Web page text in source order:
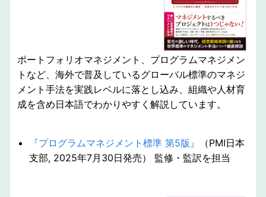
ポートフォリオマネジメント、プログラムマネジメン
トなど、海外で普及しているグローバル標準のマネジ
メント手法を実践レベルに落とし込み、組織や人材育
成を含め日本語でわかりやすく解説しています。
『プログラムマネジメント標準 第5版』
（PMI日本
支部, 2025年7月30日発売） 監修・監訳を担当